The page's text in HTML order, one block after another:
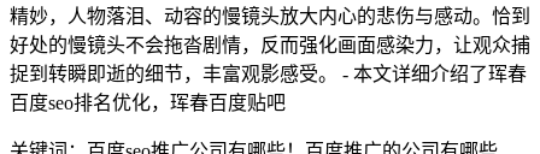
精妙，人物落泪、动容的慢镜头放大内心的悲伤与感动。恰到
好处的慢镜头不会拖沓剧情，反而强化画面感染力，让观众捕
捉到转瞬即逝的细节，丰富观影感受。 - 本文详细介绍了珲春
百度seo排名优化，珲春百度贴吧